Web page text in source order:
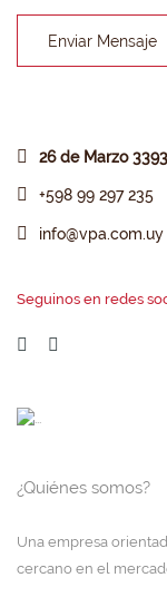
Enviar Mensaje
26 de Marzo
+598 99 297 235
info@vpa.com.uy
Seguinos en redes
¿Quiénes somos?
Una empresa
cercano en el